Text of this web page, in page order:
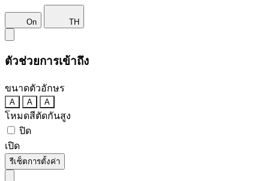
On TH
ตัวช่วยการเข้าถึง
ขนาดตัวอักษร
A A A
โหมดสีตัดกันสูง
ปิด
เปิด
รีเซ็ตการตั้งค่า